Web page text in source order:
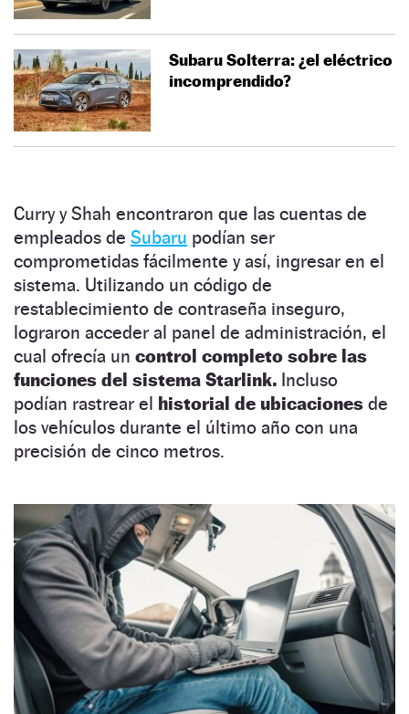
Subaru Solterra: ¿el eléctrico
incomprendido?
Curry y Shah encontraron que las cuentas de
empleados de Subaru podían ser
comprometidas fácilmente y así, ingresar en el
sistema. Utilizando un código de
restablecimiento de contraseña inseguro,
lograron acceder al panel de administración, el
cual ofrecía un control completo sobre las
funciones del sistema Starlink. Incluso
podían rastrear el historial de ubicaciones de
los vehículos durante el último año con una
precisión de cinco metros.